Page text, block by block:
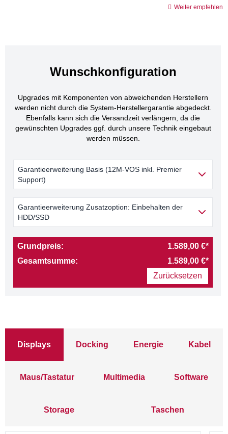
Weiter empfehlen
Wunschkonfiguration
Upgrades mit Komponenten von abweichenden Herstellern
werden nicht durch die System-Herstellergarantie abgedeckt.
Ebenfalls kann sich die Versandzeit verlängern, da die
gewünschten Upgrades ggf. durch unsere Technik eingebaut
werden müssen.
Garantieerweiterung Basis (12M-VOS inkl. Premier
Support)
Garantieerweiterung Zusatzoption: Einbehalten der
HDD/SSD
Grundpreis:
1.589,00 €*
Gesamtsumme:
1.589,00 €*
Zurücksetzen
Displays Docking Energie Kabel
Maus/Tastatur Multimedia Software
Storage Taschen